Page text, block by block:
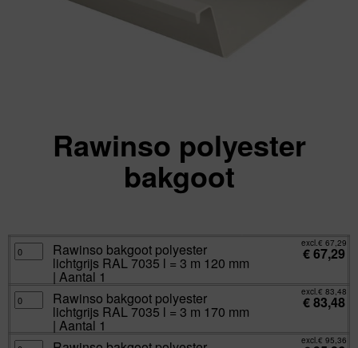
Rawinso polyester
bakgoot
Rawinso
bakgoot
polyester
7035
=
mm
Rawinso bakgoot polyester
lichtgrijs RAL 7035 l = 3 m 120 mm
| Aantal 1
excl.€ 67,29
€67,29
Rawinso
bakgoot
polyester
7035
Rawinso bakgoot polyester
lichtgrijs RAL 7035 l = 3 m 170 mm
| Aantal 1
excl.€ 83,48
€83,48
Rawinso excl.€ 95,36